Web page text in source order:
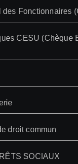
des Fonctionnaires
CESU (Chèque
droit commun
SOCIAUX